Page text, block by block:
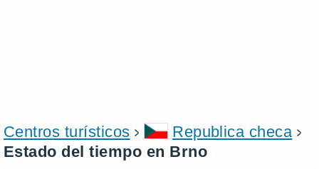
Centros turísticos
Republica checa
Estado del tiempo en Brno